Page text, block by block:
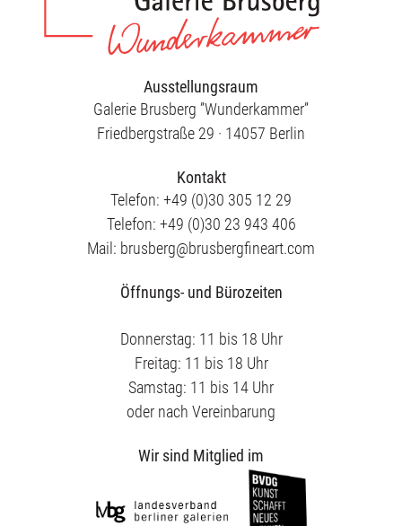
Ausstellungsraum
Galerie Brusberg ”Wunderkammer”
Friedbergstraße 29 · 14057 Berlin
Kontakt
Telefon: +49 (0)30 305 12 29
Telefon: +49 (0)30 23 943 406
Mail: brusberg@brusbergfineart.com
Öffnungs- und Bürozeiten
Donnerstag: 11 bis 18 Uhr
Freitag: 11 bis 18 Uhr
Samstag: 11 bis 14 Uhr
oder nach Vereinbarung
Wir sind Mitglied im